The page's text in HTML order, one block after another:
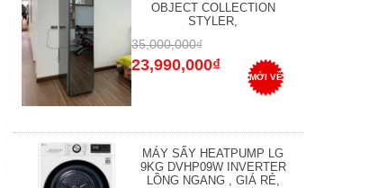
OBJECT COLLECTION
STYLER,
35,000,000₫
23,990,000₫
MỚI VỀ
MÁY SẤY HEATPUMP LG
9KG DVHP09W INVERTER
LỒNG NGANG , GIÁ RẺ,